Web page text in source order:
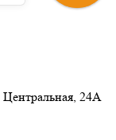
24А